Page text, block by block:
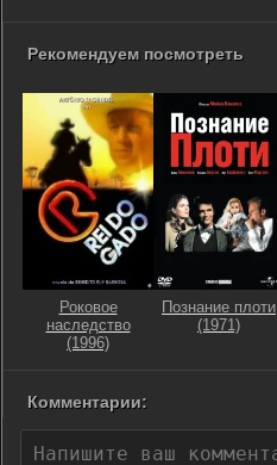
Рекомендуем посмотреть
Роковое
наследство
(1996)
Познание плоти
(1971)
Комментарии: